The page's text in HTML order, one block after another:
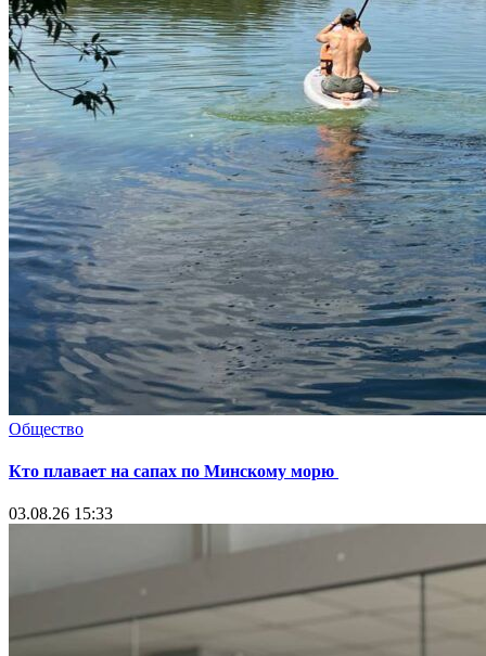
Общество
Кто плавает на сапах по Минскому морю
03.08.26 15:33